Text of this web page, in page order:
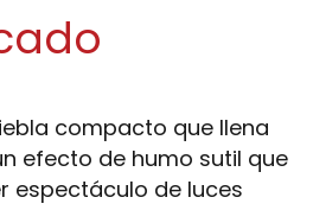
compacto que llena
efecto de humo sutil que
espectáculo de luces